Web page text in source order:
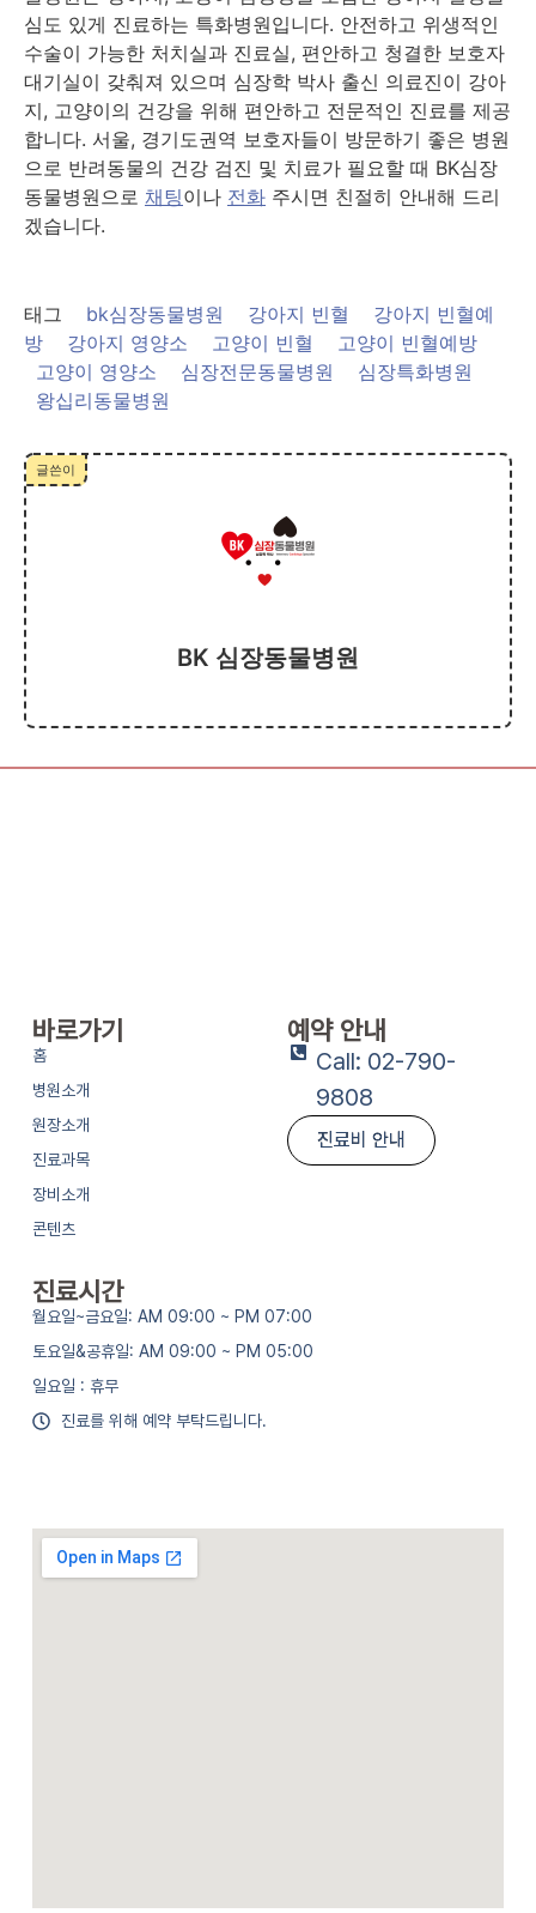
심도 있게 진료하는 특화병원입니다. 안전하고 위생적인
수술이 가능한 처치실과 진료실, 편안하고 청결한 보호자
대기실이 갖춰져 있으며 심장학 박사 출신 의료진이 강아
지, 고양이의 건강을 위해 편안하고 전문적인 진료를 제공
합니다. 서울, 경기도권역 보호자들이 방문하기 좋은 병원
으로 반려동물의 건강 검진 및 치료가 필요할 때 BK심장
동물병원으로 채팅이나 전화 주시면 친절히 안내해 드리
겠습니다.
태그 bk심장동물병원 강아지 빈혈
강아지 빈혈예
방
강아지 영양소 고양이 빈혈
고양이 빈혈예방
고양이 영양소
심장전문동물병원
심장특화병원
왕십리동물병원
글쓴이
BK 심장동물병원
바로가기
홈
병원소개
원장소개
진료과목
장비소개
콘텐츠
예약 안내
Call: 02-790-
9808
진료비 안내
진료시간
월요일~금요일: AM 09:00 ~ PM 07:00
토요일&공휴일: AM 09:00 ~ PM 05:00
일요일 : 휴무
진료를 위해 예약 부탁드립니다.